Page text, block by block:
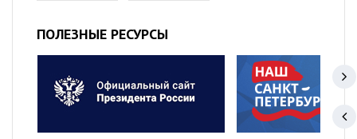
ПОЛЕЗНЫЕ РЕСУРСЫ